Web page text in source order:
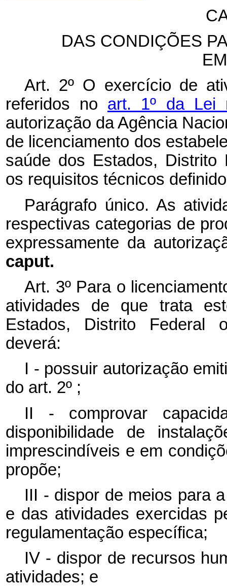
DAS CONDIÇÕES
Art. 2º O exercício de
referidos no art. 1º da Lei
autorização da Agência
de licenciamento dos
saúde dos Estados, Distrito
os requisitos técnicos
Parágrafo único. As
respectivas categorias de
expressamente da
caput.
Art. 3º Para o
atividades de que trata
Estados, Distrito Federal
deverá:
I - possuir autorização
do art. 2º ;
II - comprovar
disponibilidade de
imprescindíveis e em
propõe;
III - dispor de meios para
e das atividades exercidas
regulamentação específica;
IV - dispor de recursos
atividades; e